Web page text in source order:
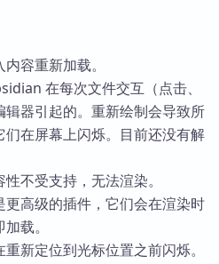
容重新加载。
在每次文件交互（点击、
器引起的。重新绘制会导致所
在屏幕上闪烁。目前还没有解
不受支持，无法渲染。
高级的插件，它们会在渲染时
载。
新定位到光标位置之前闪烁。